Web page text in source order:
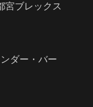
宮ブレックス
ダー・バー